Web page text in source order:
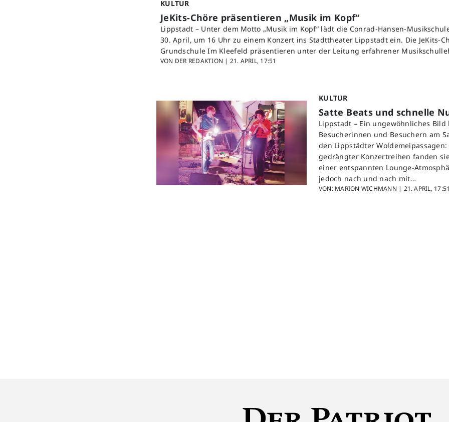
KULTUR
JeKits-Chöre präsentieren „Musik im Kopf“
Lippstadt – Unter dem Motto „Musik im Kopf“ lädt die Conrad-Hansen-
30. April, um 16 Uhr zu einem Konzert ins Stadttheater Lippstadt ein. Die JeKits-
Grundschule Im Kleefeld präsentieren unter der Leitung erfahrener
VON DER REDAKTION | 21. APRIL, 17:51
KULTUR
Satte Beats und schnelle
Lippstadt – Ein ungewöhnliches Bild
Besucherinnen und Besuchern am
den Lippstädter
gedrängter Konzertreihen fanden
einer entspannten Lounge-
jedoch nach und nach mit…
VON: MARION WICHMANN | 21. APRIL, 17:51